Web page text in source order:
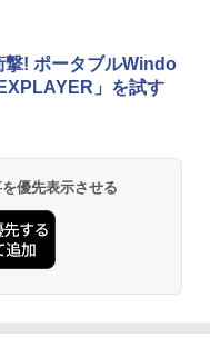
撃! ポータブルWindo
」を試す
優先表示させる